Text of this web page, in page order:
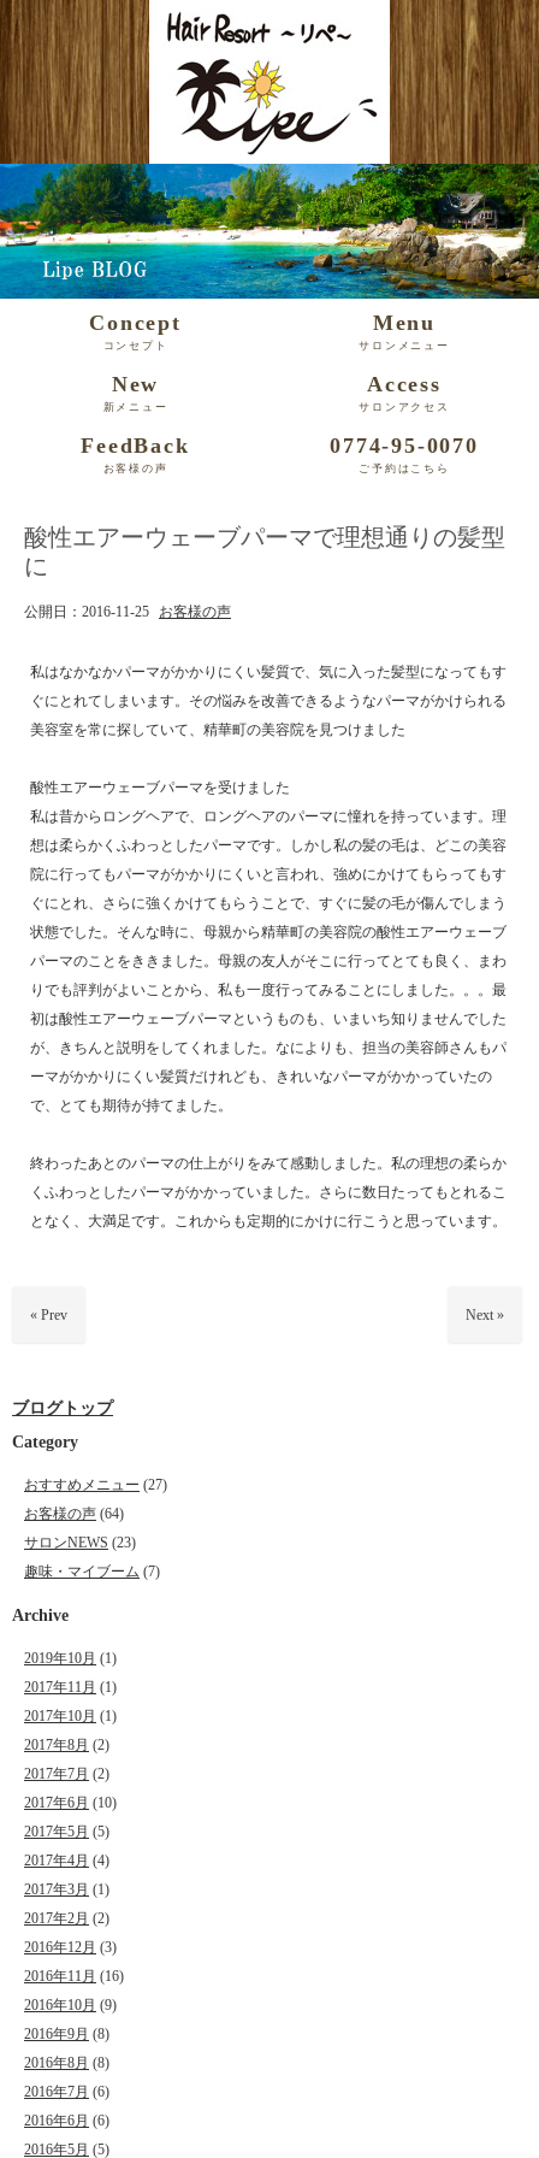
Concept
コンセプト
Menu
サロンメニュー
New
新メニュー
Access
サロンアクセス
FeedBack
お客様の声
0774-95-0070
ご予約はこちら
酸性エアーウェーブパーマで理想通りの髪型
に
公開日：2016-11-25 お客様の声
私はなかなかパーマがかかりにくい髪質で、気に入った髪型になってもす
ぐにとれてしまいます。その悩みを改善できるようなパーマがかけられる
美容室を常に探していて、精華町の美容院を見つけました
酸性エアーウェーブパーマを受けました
私は昔からロングヘアで、ロングヘアのパーマに憧れを持っています。理
想は柔らかくふわっとしたパーマです。しかし私の髪の毛は、どこの美容
院に行ってもパーマがかかりにくいと言われ、強めにかけてもらってもす
ぐにとれ、さらに強くかけてもらうことで、すぐに髪の毛が傷んでしまう
状態でした。そんな時に、母親から精華町の美容院の酸性エアーウェーブ
パーマのことをききました。母親の友人がそこに行ってとても良く、まわ
りでも評判がよいことから、私も一度行ってみることにしました。。。最
初は酸性エアーウェーブパーマというものも、いまいち知りませんでした
が、きちんと説明をしてくれました。なによりも、担当の美容師さんもパ
ーマがかかりにくい髪質だけれども、きれいなパーマがかかっていたの
で、とても期待が持てました。
終わったあとのパーマの仕上がりをみて感動しました。私の理想の柔らか
くふわっとしたパーマがかかっていました。さらに数日たってもとれるこ
となく、大満足です。これからも定期的にかけに行こうと思っています。
« Prev Next »
ブログトップ
Category
おすすめメニュー (27)
お客様の声 (64)
サロンNEWS (23)
趣味・マイブーム (7)
Archive
2019年10月 (1)
2017年11月 (1)
2017年10月 (1)
2017年8月 (2)
2017年7月 (2)
2017年6月 (10)
2017年5月 (5)
2017年4月 (4)
2017年3月 (1)
2017年2月 (2)
2016年12月 (3)
2016年11月 (16)
2016年10月 (9)
2016年9月 (8)
2016年8月 (8)
2016年7月 (6)
2016年6月 (6)
2016年5月 (5)